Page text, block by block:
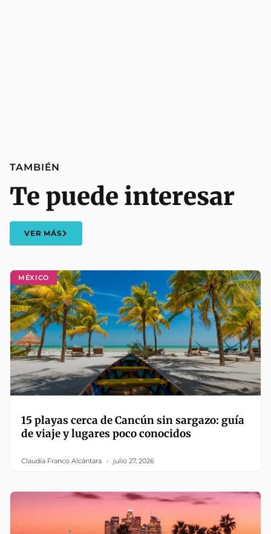
MÉXICO
15 playas cerca de Cancún sin sargazo: guía
de viaje y lugares poco conocidos
Claudia Franco Alcántara julio 27, 2026
TAMBIÉN
Te puede interesar
VER MÁS